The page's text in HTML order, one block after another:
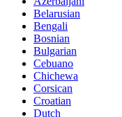
Belarusian
Bengali
Bosnian
Bulgarian
Cebuano
Chichewa
Corsican
Croatian
Dutch